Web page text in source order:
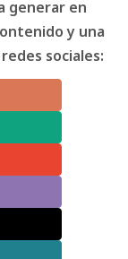
generar en
y una
sociales: